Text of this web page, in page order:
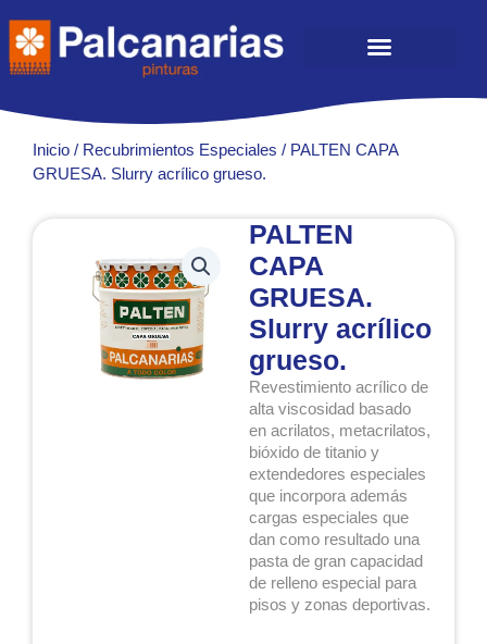
contenido
Inicio / Recubrimientos Especiales / PALTEN CAPA
GRUESA. Slurry acrílico grueso.
PALTEN
CAPA
GRUESA.
Slurry acrílico
grueso.
Revestimiento acrílico de
alta viscosidad basado
en acrilatos, metacrilatos,
bióxido de titanio y
extendedores especiales
que incorpora además
cargas especiales que
dan como resultado una
pasta de gran capacidad
de relleno especial para
pisos y zonas deportivas.